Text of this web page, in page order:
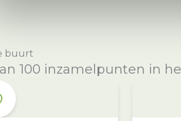
buurt
100 inzamelpunten in